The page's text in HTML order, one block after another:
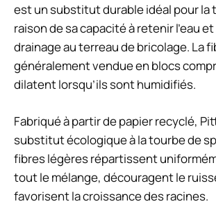
est un substitut durable idéal pour la
raison de sa capacité à retenir l’eau
drainage au terreau de bricolage. La
généralement vendue en blocs
dilatent lorsqu’ils sont humidifiés.
Fabriqué à partir de papier recyclé,
substitut écologique à la tourbe de
fibres légères répartissent
tout le mélange, découragent le
favorisent la croissance des racines.